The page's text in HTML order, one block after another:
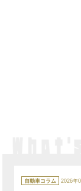
テ
ゴ
自動車コラム 2026年